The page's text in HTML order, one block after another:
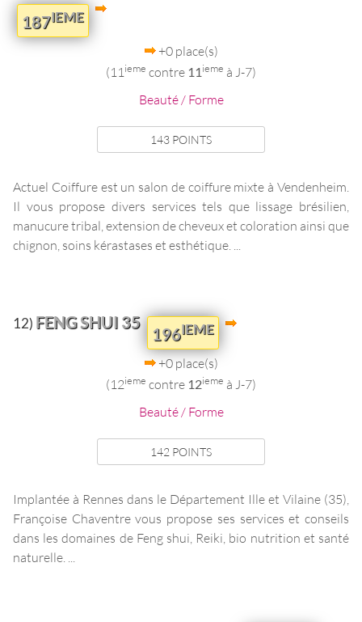
187IEME
+0 place(s)
(11 ieme contre 11ieme à J-7)
Beauté / Forme
143 POINTS
Actuel Coiffure est un salon de coiffure mixte à Vendenheim.
Il vous propose divers services tels que lissage brésilien,
manucure tribal, extension de cheveux et coloration ainsi que
chignon, soins kérastases et esthétique. ...
12) FENG SHUI 35
196IEME
+0 place(s)
(12ieme contre 12ieme à J-7)
Beauté / Forme
142 POINTS
Implantée à Rennes dans le Département Ille et Vilaine (35),
Françoise Chaventre vous propose ses services et conseils
dans les domaines de Feng shui, Reiki, bio nutrition et santé
naturelle. ...